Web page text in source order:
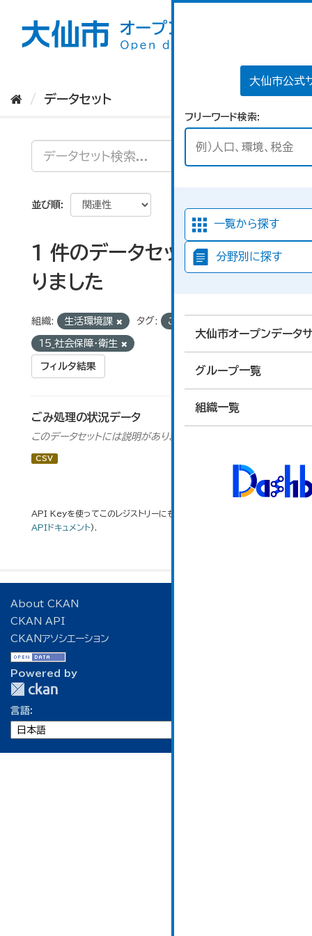
大仙市公式
フリーワード検索
一覧から探す
分野別に探す
大仙市オープンデータ
グループ一覧
組織一覧
データセット
並び順
1 件のデータセットが見つか
りました
組織: 生活環境課 タグ: ごみ
15_社会保障・衛生
フィルタ結果
ごみ処理の状況データ
このデータセットには説明がありません
CSV
API Keyを使ってこのレジストリーにもアクセス可能です
APIドキュメント).
About CKAN
CKAN API
CKANアソシエーション
Powered by
言語